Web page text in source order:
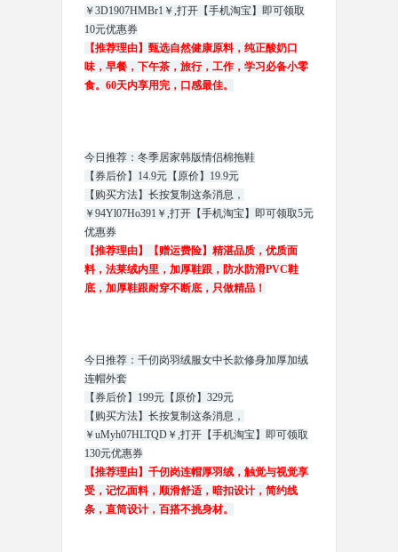
￥3D1907HMBr1￥,打开【手机淘宝】即可领取
10元优惠券
【推荐理由】甄选自然健康原料，纯正酸奶口
味，早餐，下午茶，旅行，工作，学习必备小零
食。60天内享用完，口感最佳。
今日推荐：冬季居家韩版情侣棉拖鞋
【券后价】14.9元【原价】19.9元
【购买方法】长按复制这条消息，
￥94Yl07Ho391￥,打开【手机淘宝】即可领取5元
优惠券
【推荐理由】【赠运费险】精湛品质，优质面
料，法莱绒内里，加厚鞋跟，防水防滑PVC鞋
底，加厚鞋跟耐穿不断底，只做精品！
今日推荐：千仞岗羽绒服女中长款修身加厚加绒
连帽外套
【券后价】199元【原价】329元
【购买方法】长按复制这条消息，
￥uMyh07HLTQD￥,打开【手机淘宝】即可领取
130元优惠券
【推荐理由】千仞岗连帽厚羽绒，触觉与视觉享
受，记忆面料，顺滑舒适，暗扣设计，简约线
条，直筒设计，百搭不挑身材。